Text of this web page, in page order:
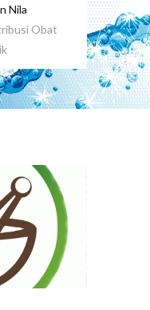
Nila
Obat